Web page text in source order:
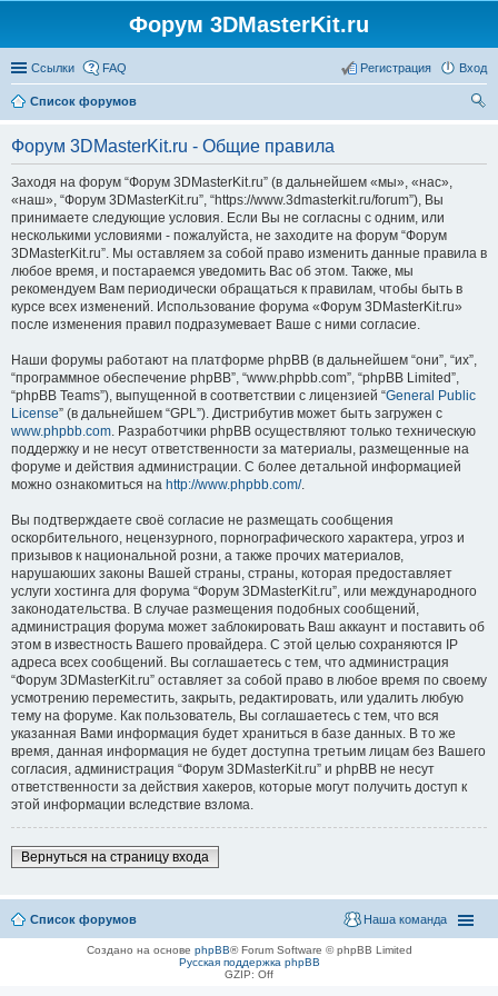
Форум 3DMasterKit.ru
Ссылки FAQ Вход
Регистрация
Список форумов
Форум 3DMasterKit.ru - Общие правила
Заходя на форум “Форум 3DMasterKit.ru” (в дальнейшем «мы», «нас»,
«наш», “Форум 3DMasterKit.ru”, “https://www.3dmasterkit.ru/forum”), Вы
принимаете следующие условия. Если Вы не согласны с одним, или
несколькими условиями - пожалуйста, не заходите на форум “Форум
3DMasterKit.ru”. Мы оставляем за собой право изменить данные правила в
любое время, и постараемся уведомить Вас об этом. Также, мы
рекомендуем Вам периодически обращаться к правилам, чтобы быть в
курсе всех изменений. Использование форума «Форум 3DMasterKit.ru»
после изменения правил подразумевает Ваше с ними согласие.
Наши форумы работают на платформе phpBB (в дальнейшем “они”, “их”,
“программное обеспечение phpBB”, “www.phpbb.com”, “phpBB Limited”,
“phpBB Teams”), выпущенной в соответствии с лицензией “General Public
License” (в дальнейшем “GPL”). Дистрибутив может быть загружен с
www.phpbb.com. Разработчики phpBB осуществляют только техническую
поддержку и не несут ответственности за материалы, размещенные на
форуме и действия администрации. С более детальной информацией
можно ознакомиться на http://www.phpbb.com/.
Вы подтверждаете своё согласие не размещать сообщения
оскорбительного, нецензурного, порнографического характера, угроз и
призывов к национальной розни, а также прочих материалов,
нарушаюших законы Вашей страны, страны, которая предоставляет
услуги хостинга для форума “Форум 3DMasterKit.ru”, или международного
законодательства. В случае размещения подобных сообщений,
администрация форума может заблокировать Ваш аккаунт и поставить об
этом в известность Вашего провайдера. С этой целью сохраняются IP
адреса всех сообщений. Вы соглашаетесь с тем, что администрация
“Форум 3DMasterKit.ru” оставляет за собой право в любое время по своему
усмотрению переместить, закрыть, редактировать, или удалить любую
тему на форуме. Как пользователь, Вы соглашаетесь с тем, что вся
указанная Вами информация будет храниться в базе данных. В то же
время, данная информация не будет доступна третьим лицам без Вашего
согласия, администрация “Форум 3DMasterKit.ru” и phpBB не несут
ответственности за действия хакеров, которые могут получить доступ к
этой информации вследствие взлома.
Вернуться на страницу входа
Список форумов Наша команда
Создано на основе phpBB® Forum Software © phpBB Limited
Русская поддержка phpBB
GZIP: Off